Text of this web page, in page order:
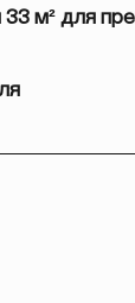
м² для